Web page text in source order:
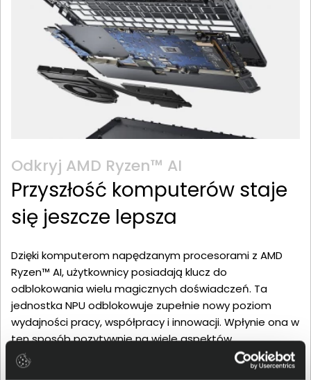
Odkryj AMD Ryzen™ AI
Przyszłość komputerów staje
się jeszcze lepsza
Dzięki komputerom napędzanym procesorami z AMD
Ryzen™ AI, użytkownicy posiadają klucz do
odblokowania wielu magicznych doświadczeń. Ta
jednostka NPU odblokowuje zupełnie nowy poziom
wydajności pracy, współpracy i innowacji. Wpłynie ona w
ten sposób pozytywnie na wiele aspektów
codziennego życia. Programiści skorzystają z sztucznej
inteligencji dla szybszego tworzenia kodu i